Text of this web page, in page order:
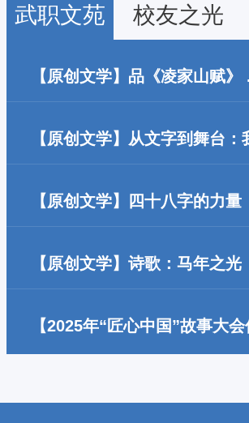
武职文苑 校友之光
【原创文学】品《凌家山赋》
山。 风从林间来，钟声响在远
【原创文学】从文字到舞台：
师生在50周年校庆期间为传承
【原创文学】四十八字的力量
心渐渐静下来。 文字不长，分
【原创文学】诗歌：马年之光
子 快把冷湿的鞋子晒干 追赶
【2025年“匠心中国”故事大